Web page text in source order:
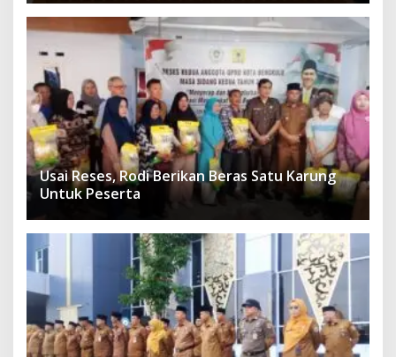
Usai Reses, Rodi Berikan Beras Satu Karung
Untuk Peserta